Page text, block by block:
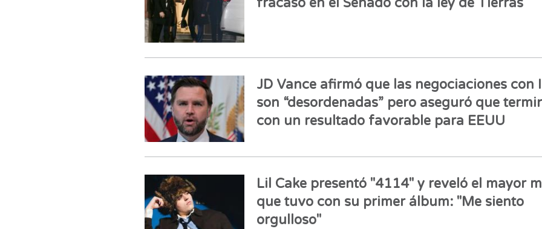
fracaso en el Senado con la ley de Tierras
JD Vance afirmó que las negociaciones con
son “desordenadas” pero aseguró que
con un resultado favorable para EEUU
Lil Cake presentó "4114" y reveló el mayor
que tuvo con su primer álbum: "Me siento
orgulloso"